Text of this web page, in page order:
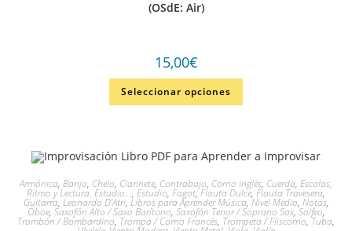
(OSdE: Air)
15,00€
Seleccionar opciones
Armónica, Banjo, Chelo, Clarinete, Contrabajo, Corno inglés, Cuerda, Escalas,
Ritmo y Lectura, Estudio..., Estudio, Fagot,Flauta Dulce, Flauta Travesera,
Guitarra, Leonardo D'Atri, Libros para Aprender Música,Nivel Medio, Notas,
Oboe, Saxofón Alto / Saxo Barítono, Saxofón Tenor / Soprano Sax,Solfeo,
Trombón / Bombardino, Trompa / Corno Francés, Trompeta / Fliscorno,Tuba,